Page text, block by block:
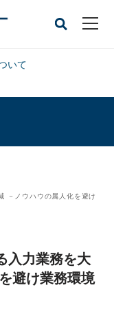
いて
－ノウハウの属人化を避け
入力業務を大
避け業務環境